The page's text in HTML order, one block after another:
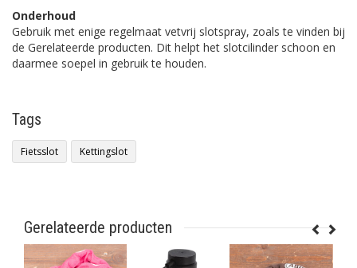
Onderhoud
Gebruik met enige regelmaat vetvrij slotspray, zoals te vinden bij
de Gerelateerde producten. Dit helpt het slotcilinder schoon en
daarmee soepel in gebruik te houden.
Tags
Fietsslot Kettingslot
Gerelateerde producten